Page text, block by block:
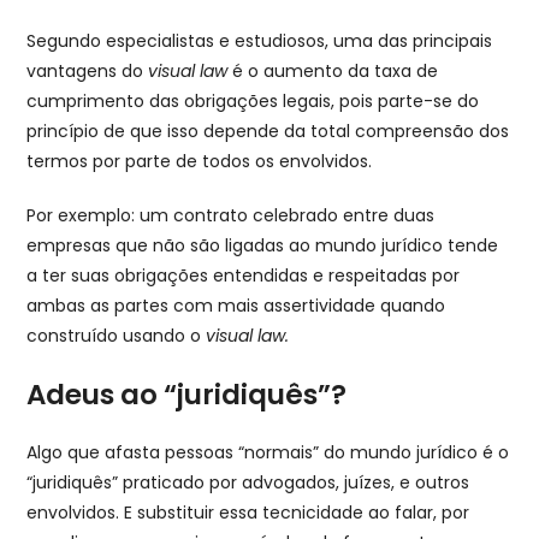
Segundo especialistas e estudiosos, uma das principais
vantagens do visual lawé o aumento da taxa de
cumprimento das obrigações legais, pois parte-se do
princípio de que isso depende da total compreensão dos
termos por parte de todos os envolvidos.
Por exemplo: um contrato celebrado entre duas
empresas que não são ligadas ao mundo jurídico tende
a ter suas obrigações entendidas e respeitadas por
ambas as partes com mais assertividade quando
construído usando o visual law.
Adeus ao “juridiquês”?
Algo que afasta pessoas “normais” do mundo jurídico é o
“juridiquês” praticado por advogados, juízes, e outros
envolvidos. E substituir essa tecnicidade ao falar, por